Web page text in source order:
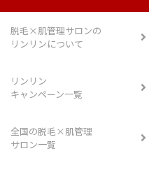
脱毛×肌管理サロンの
リンリンについて
リンリン
キャンペーン一覧
全国の脱毛×肌管理
サロン一覧